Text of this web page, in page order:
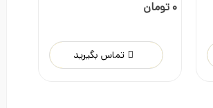
0 تومان
تماس بگیرید